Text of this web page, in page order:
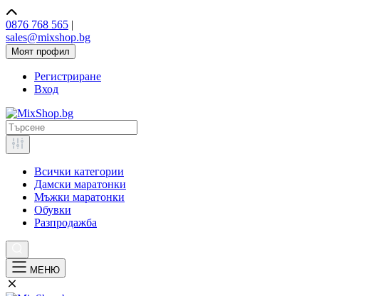
0876 768 565 |
sales@mixshop.bg
Моят профил
Регистриране
Вход
Всички категории
Дамски маратонки
Мъжки маратонки
Обувки
Разпродажба
МЕНЮ